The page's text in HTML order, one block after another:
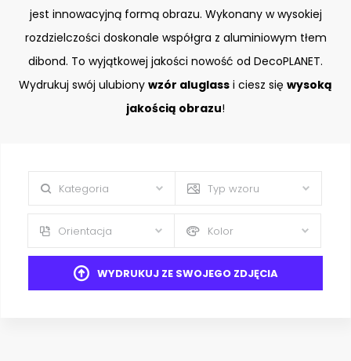
jest innowacyjną formą obrazu. Wykonany w wysokiej
rozdzielczości doskonale współgra z aluminiowym tłem
dibond. To wyjątkowej jakości nowość od DecoPLANET.
Wydrukuj swój ulubiony wzór aluglass i ciesz się wysoką
jakością obrazu!
Kategoria Typ wzoru
Orientacja Kolor
WYDRUKUJ ZE SWOJEGO ZDJĘCIA